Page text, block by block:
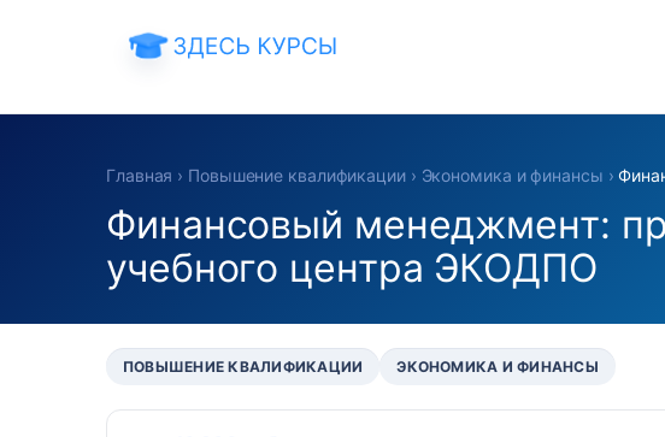
Главная › Повышение квалификации› Экономика и финансы ›
Финансовый менеджмент:
учебного центра ЭКОДПО
ПОВЫШЕНИЕ КВАЛИФИКАЦИИ ЭКОНОМИКА И ФИНАНСЫ